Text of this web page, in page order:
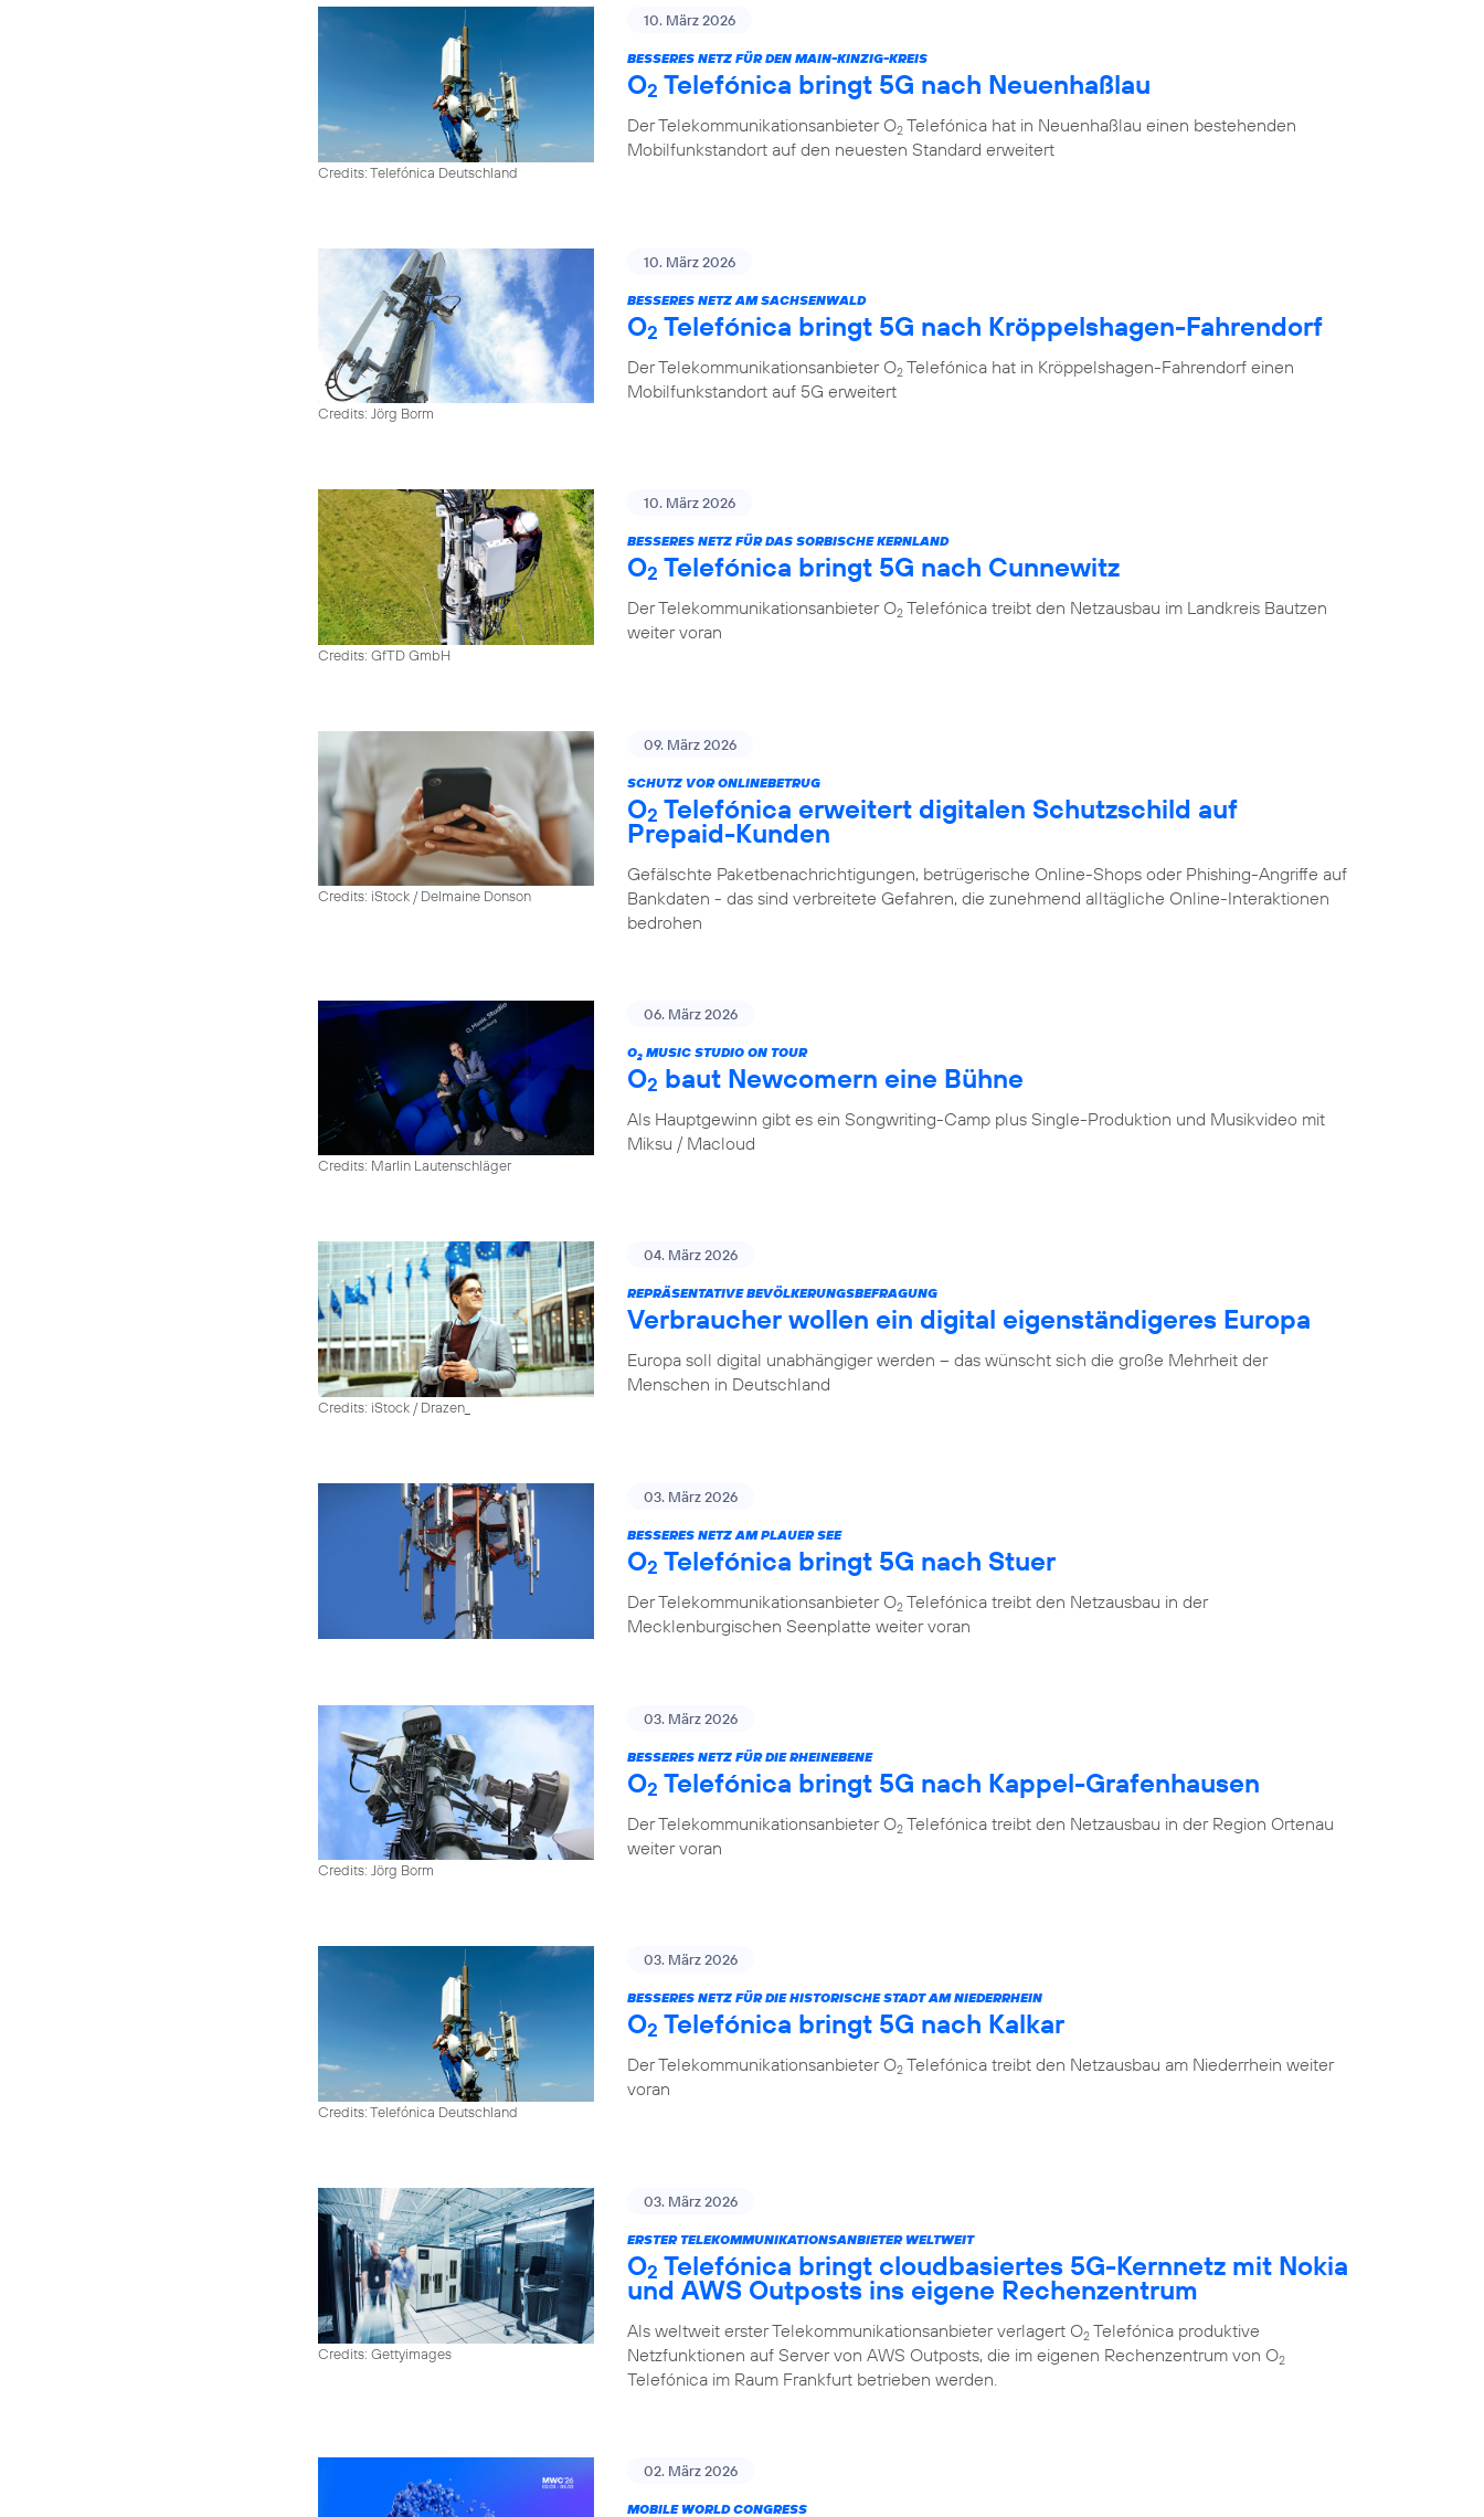
Credits: Telefónica Deutschland
10. März 2026
BESSERES NETZ FÜR DEN MAIN-KINZIG-KREIS
O2 Telefónica bringt 5G nach Neuenhaßlau
Der Telekommunikationsanbieter O2 Telefónica hat in Neuenhaßlau einen bestehenden
Mobilfunkstandort auf den neuesten Standard erweitert
Credits: Jörg Borm
10. März 2026
BESSERES NETZ AM SACHSENWALD
O2 Telefónica bringt 5G nach Kröppelshagen-Fahrendorf
Der Telekommunikationsanbieter O2 Telefónica hat in Kröppelshagen-Fahrendorf einen
Mobilfunkstandort auf 5G erweitert
Credits: GfTD GmbH
10. März 2026
BESSERES NETZ FÜR DAS SORBISCHE KERNLAND
O2 Telefónica bringt 5G nach Cunnewitz
Der Telekommunikationsanbieter O2 Telefónica treibt den Netzausbau im Landkreis Bautzen
weiter voran
Credits: iStock / Delmaine Donson
09. März 2026
SCHUTZ VOR ONLINEBETRUG
O2 Telefónica erweitert digitalen Schutzschild auf
Prepaid-Kunden
Gefälschte Paketbenachrichtigungen, betrügerische Online-Shops oder Phishing-Angriffe auf
Bankdaten - das sind verbreitete Gefahren, die zunehmend alltägliche Online-Interaktionen
bedrohen
Credits: Marlin Lautenschläger
06. März 2026
O2 MUSIC STUDIO ON TOUR
O2 baut Newcomern eine Bühne
Als Hauptgewinn gibt es ein Songwriting-Camp plus Single-Produktion und Musikvideo mit
Miksu / Macloud
Credits: iStock / Drazen_
04. März 2026
REPRÄSENTATIVE BEVÖLKERUNGSBEFRAGUNG
Verbraucher wollen ein digital eigenständigeres Europa
Europa soll digital unabhängiger werden – das wünscht sich die große Mehrheit der
Menschen in Deutschland
03. März 2026
BESSERES NETZ AM PLAUER SEE
O2 Telefónica bringt 5G nach Stuer
Der Telekommunikationsanbieter O2 Telefónica treibt den Netzausbau in der
Mecklenburgischen Seenplatte weiter voran
Credits: Jörg Borm
03. März 2026
BESSERES NETZ FÜR DIE RHEINEBENE
O2 Telefónica bringt 5G nach Kappel-Grafenhausen
Der Telekommunikationsanbieter O2 Telefónica treibt den Netzausbau in der Region Ortenau
weiter voran
Credits: Telefónica Deutschland
03. März 2026
BESSERES NETZ FÜR DIE HISTORISCHE STADT AM NIEDERRHEIN
O2 Telefónica bringt 5G nach Kalkar
Der Telekommunikationsanbieter O2 Telefónica treibt den Netzausbau am Niederrhein weiter
voran
Credits: Gettyimages
03. März 2026
ERSTER TELEKOMMUNIKATIONSANBIETER WELTWEIT
O2 Telefónica bringt cloudbasiertes 5G-Kernnetz mit Nokia
und AWS Outposts ins eigene Rechenzentrum
Als weltweit erster Telekommunikationsanbieter verlagert O2 Telefónica produktive
Netzfunktionen auf Server von AWS Outposts, die im eigenen Rechenzentrum von O2
Telefónica im Raum Frankfurt betrieben werden.
02. März 2026
MOBILE WORLD CONGRESS